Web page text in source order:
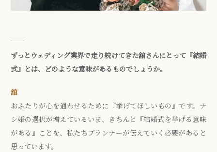
ずっとウェディング業界で走り続けてきた舘さんにとって『結婚
式』とは、どのような意味があるものでしょうか。
舘
おふたりが心を通わせるために『挙げてほしいもの』です。ナ
シ婚の選択が増えているいま、きちんと『結婚式を挙げる意味
がある』ことを、私たちプランナーが伝えていく必要があると
思っています。